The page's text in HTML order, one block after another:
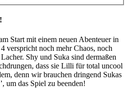
Start mit einem neuen Abenteuer in
verspricht noch mehr Chaos, noch
Shy und Suka sind dermaßen
dass sie Lilli für total uncool
denn wir brauchen dringend Sukas
um das Spiel zu beenden!